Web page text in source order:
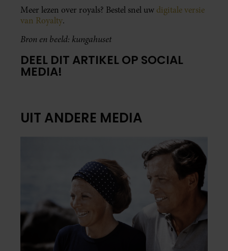
Meer lezen over royals? Bestel snel uw digitale versie
van Royalty.
Bron en beeld: kungahuset
DEEL DIT ARTIKEL OP SOCIAL
MEDIA!
UIT ANDERE MEDIA